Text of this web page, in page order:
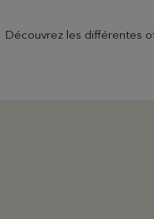
Découvrez les différentes